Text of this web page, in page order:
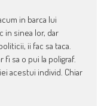
in barca lui
in sinea lor, dar
ii fac sa taca.
fi sa o pui la poligraf.
acestui individ. Chiar